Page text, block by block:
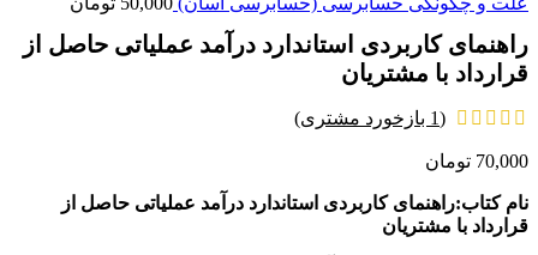
راهنمای کاربردی استاندارد درآمد عملیاتی حاصل از
قرارداد با مشتریان
(
1 بازخورد مشتری)
70,000 تومان
نام کتاب:راهنمای کاربردی استاندارد درآمد عملیاتی حاصل از
قرارداد با مشتریان